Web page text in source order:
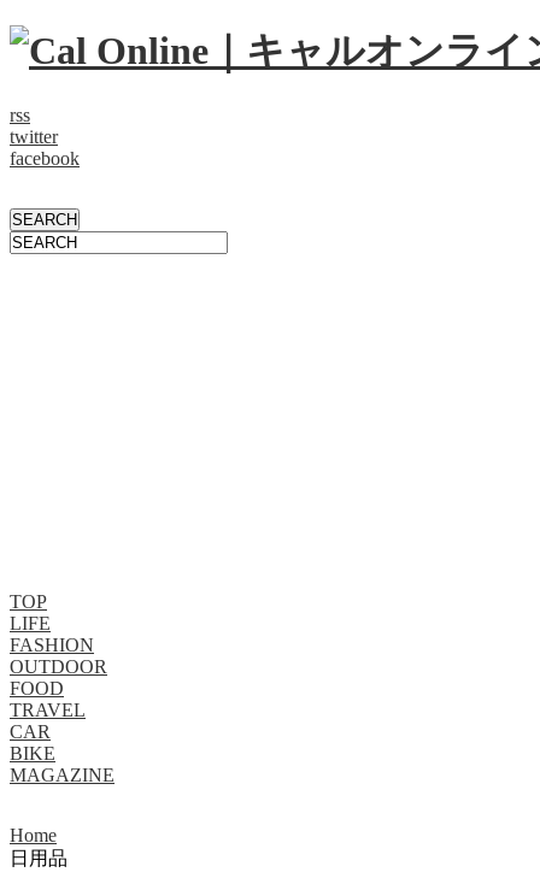
rss
twitter
facebook
TOP
LIFE
FASHION
OUTDOOR
FOOD
TRAVEL
CAR
BIKE
MAGAZINE
Home
日用品